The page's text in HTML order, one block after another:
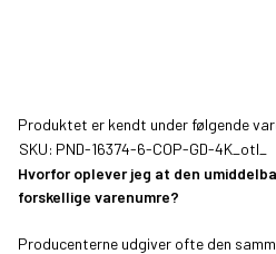
Produktet er kendt under følgende
SKU: PND-16374-6-COP-GD-4K_otl_
Hvorfor oplever jeg at den
forskellige varenumre?
Producenterne udgiver ofte den